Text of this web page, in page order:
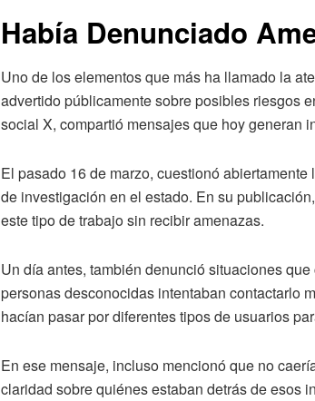
Había Denunciado
Uno de los elementos que más ha llamado la
advertido públicamente sobre posibles riesgos
social X, compartió mensajes que hoy generan
El pasado 16 de marzo, cuestionó
de investigación en el estado. En su
este tipo de trabajo sin recibir amenazas.
Un día antes, también denunció situaciones
personas desconocidas intentaban contactarlo
hacían pasar por diferentes tipos de usuarios
En ese mensaje, incluso mencionó que no
claridad sobre quiénes estaban detrás de esos